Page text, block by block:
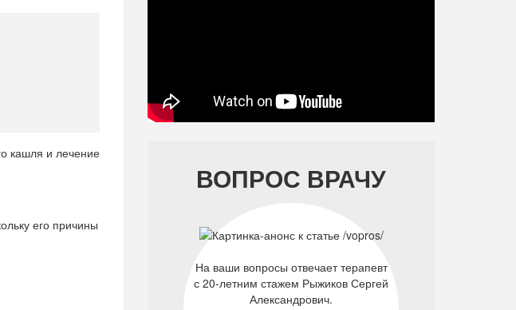
его причины
ВОПРОС ВРАЧУ
На ваши вопросы отвечает терапевт
с 20-летним стажем Рыжиков Сергей
Александрович.